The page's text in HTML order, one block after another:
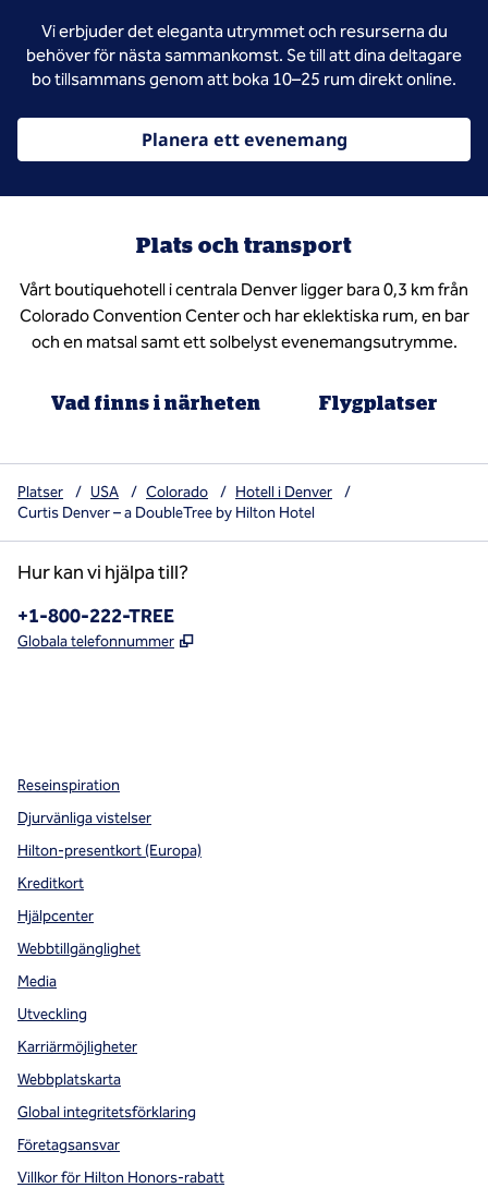
Vi erbjuder det eleganta utrymmet och resurserna du
behöver för nästa sammankomst. Se till att dina deltagare
bo tillsammans genom att boka 10–25 rum direkt online.
Planera ett evenemang
Plats och transport
Vårt boutiquehotell i centrala Denver ligger bara 0,3 km från
Colorado Convention Center och har eklektiska rum, en bar
och en matsal samt ett solbelyst evenemangsutrymme.
Vad finns i närheten Flygplatser
Platser / USA / Colorado / Hotell i Denver
/
Curtis Denver – a DoubleTree by Hilton Hotel
Hur kan vi hjälpa till?
Telefon:
+1-800-222-TREE
Globala telefonnummer ,
Reseinspiration
Djurvänliga vistelser
Hilton-presentkort (Europa)
Kreditkort
Hjälpcenter
Webbtillgänglighet
Media
Utveckling
Karriärmöjligheter
Webbplatskarta
Global integritetsförklaring
Företagsansvar
Villkor för Hilton Honors-rabatt